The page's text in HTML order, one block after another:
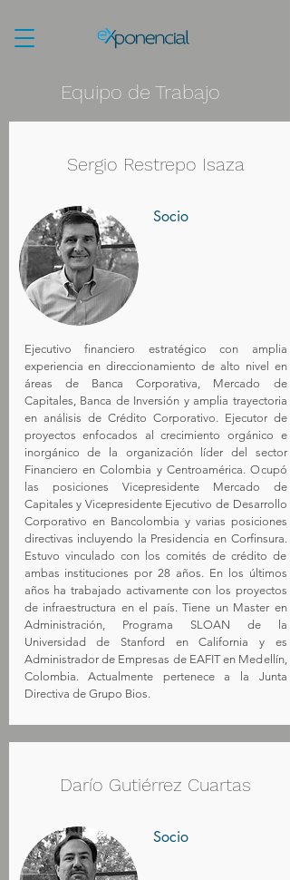
Equipo de Trabajo
Sergio Restrepo Isaza
Socio
Ejecutivo financiero estratégico con amplia
experiencia en direccionamiento de alto nivel en
áreas de Banca Corporativa, Mercado de
Capitales, Banca de Inversión y amplia trayectoria
en análisis de Crédito Corporativo. Ejecutor de
proyectos enfocados al crecimiento orgánico e
inorgánico de la organización líder del sector
Financiero en Colombia y Centroamérica. Ocupó
las posiciones Vicepresidente Mercado de
Capitales y Vicepresidente Ejecutivo de Desarrollo
Corporativo en Bancolombia y varias posiciones
directivas incluyendo la Presidencia en Corfinsura.
Estuvo vinculado con los comités de crédito de
ambas instituciones por 28 años. En los últimos
años ha trabajado activamente con los proyectos
de infraestructura en el país. Tiene un Master en
Administración, Programa SLOAN de la
Universidad de Stanford en California y es
Administrador de Empresas de EAFIT en Medellín,
Colombia. Actualmente pertenece a la Junta
Directiva de Grupo Bios.
Darío Gutiérrez Cuartas
Socio